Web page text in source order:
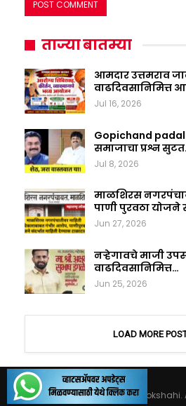
ताज्या बातम्या
आमदार उत्तमराव
वाढदिवसानिमित्त
Jul 16, 2026
Gopichand
समाजाचा प्रश्न
Jul 8, 2026
माळशिरस
पाणी पुरवठा योजने
Jun 27, 2026
नऱ्हेगावचे माजी
वाढदिवसानिमित्त…
Jun 25, 2026
LOAD MORE
© 2026 - Maharashtralokshahi.